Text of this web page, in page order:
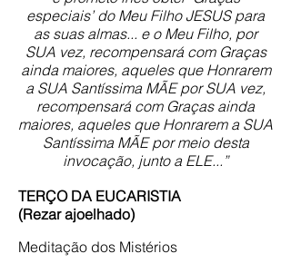
especiais’ do Meu Filho JESUS para
as suas almas... e o Meu Filho, por
SUA vez, recompensará com Graças
ainda maiores, aqueles que Honrarem
a SUA Santíssima MÃE por SUA vez,
recompensará com Graças ainda
maiores, aqueles que Honrarem a SUA
Santíssima MÃE por meio desta
invocação, junto a ELE...”
TERÇO DA EUCARISTIA
(Rezar ajoelhado)
Meditação dos Mistérios